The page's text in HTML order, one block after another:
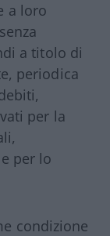
a loro
a titolo di
periodica
per la
per lo
condizione